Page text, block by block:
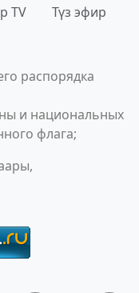
TV Түз эфир
распорядка
и национальных
флага;